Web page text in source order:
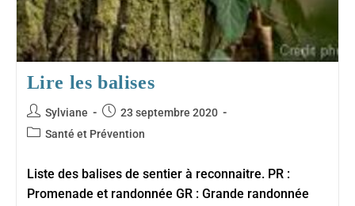
Lire les balises
Auteur/autrice
de
Sylviane
Publication
publiée :
23 septembre 2020
PostSanté et Prévention
Liste des balises de sentier à reconnaitre. PR :
Promenade et randonnée GR : Grande randonnée